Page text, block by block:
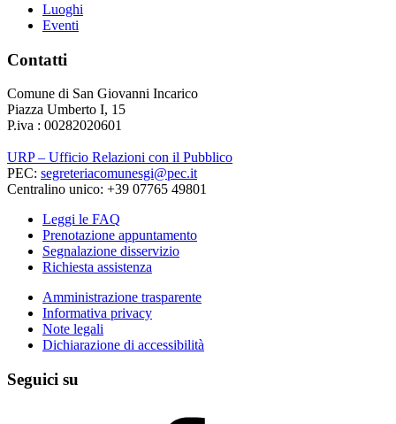
Luoghi
Eventi
Contatti
Comune di San Giovanni Incarico
Piazza Umberto I, 15
P.iva : 00282020601
URP – Ufficio Relazioni con il Pubblico
PEC: segreteriacomunesgi@pec.it
Centralino unico: +39 07765 49801
Leggi le FAQ
Prenotazione appuntamento
Segnalazione disservizio
Richiesta assistenza
Amministrazione trasparente
Informativa privacy
Note legali
Dichiarazione di accessibilità
Seguici su